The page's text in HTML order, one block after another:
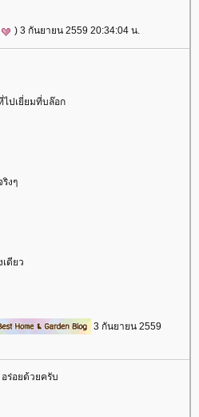
) 3 กันยายน 2559 20:34:04 น.
ปเยี่ยมที่บล๊อก
งๆ
ดียว
3 กันยายน 2559
ร่อยด้วยครับ